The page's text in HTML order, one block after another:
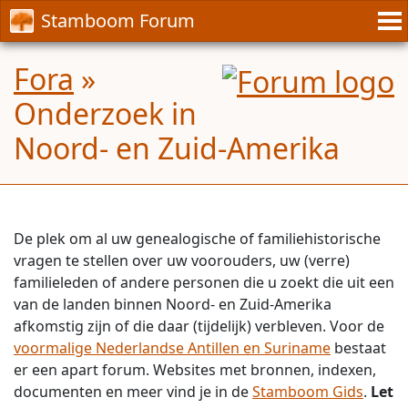
Stamboom Forum
Fora »
Onderzoek in
Noord- en Zuid-Amerika
De plek om al uw genealogische of familiehistorische
vragen te stellen over uw voorouders, uw (verre)
familieleden of andere personen die u zoekt die uit een
van de landen binnen Noord- en Zuid-Amerika
afkomstig zijn of die daar (tijdelijk) verbleven. Voor de
voormalige Nederlandse Antillen en Suriname bestaat
er een apart forum. Websites met bronnen, indexen,
documenten en meer vind je in deStamboom Gids. Let